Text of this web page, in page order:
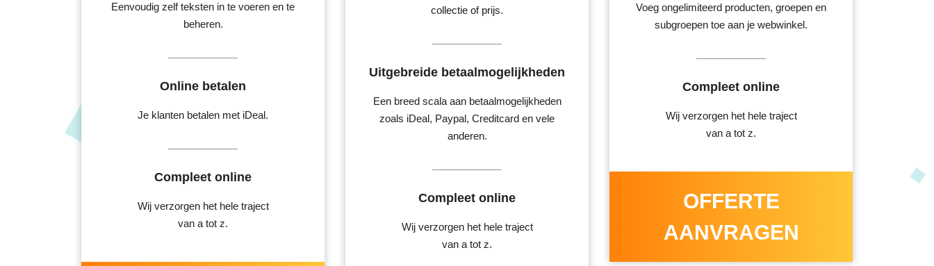
Eenvoudig zelf teksten in te voeren en te
beheren.
Online betalen
Je klanten betalen met iDeal.
Compleet online
Wij verzorgen het hele traject
van a tot z.
collectie of prijs.
Uitgebreide betaalmogelijkheden
Een breed scala aan betaalmogelijkheden
zoals iDeal, Paypal, Creditcard en vele
anderen.
Compleet online
Wij verzorgen het hele traject
van a tot z.
Voeg ongelimiteerd producten, groepen en
subgroepen toe aan je webwinkel.
Compleet online
Wij verzorgen het hele traject
van a tot z.
OFFERTE
AANVRAGEN